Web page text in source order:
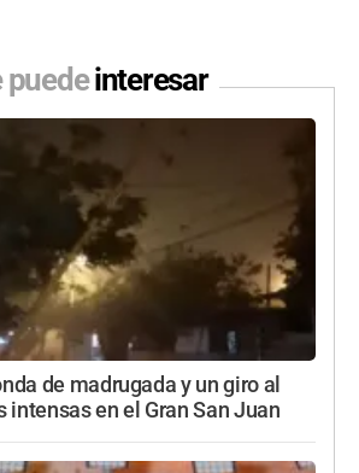
puedeinteresar
de madrugada y un giro al
intensas en el Gran San Juan